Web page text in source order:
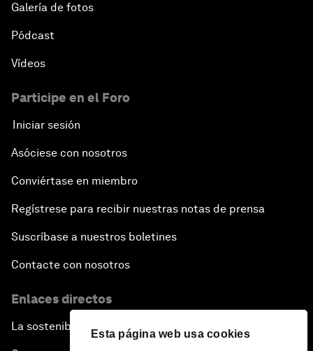
Esta página web usa cookies
Galería de fotos
Pódcast
Vídeos
Participe en el Foro
Iniciar sesión
Asóciese con nosotros
Conviértase en miembro
Regístrese para recibir nuestras notas de prensa
Suscríbase a nuestros boletines
Contacte con nosotros
Enlaces directos
La sostenibilidad en el Foro